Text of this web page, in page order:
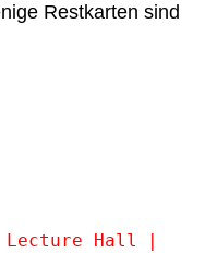
Restkarten sind
Lecture Hall